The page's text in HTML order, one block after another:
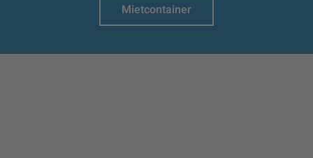
Mietcontainer